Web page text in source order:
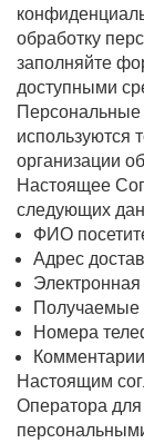
обработку
заполняйте
доступными
используются
организации
Настоящее
следующих
ФИО
Адрес
Электронная
Получаемые
Номера
Настоящим
Оператора